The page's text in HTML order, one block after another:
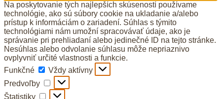
Na poskytovanie tých najlepších skúseností používame
technológie, ako sú súbory cookie na ukladanie a/alebo
prístup k informáciám o zariadení. Súhlas s týmito
technológiami nám umožní spracovávať údaje, ako je
správanie pri prehliadaní alebo jedinečné ID na tejto stránke.
Nesúhlas alebo odvolanie súhlasu môže nepriaznivo
ovplyvniť určité vlastnosti a funkcie.
Funkčné
Funkčné
Vždy aktívny
Predvoľby
Predvoľby
Štatistiky Štatistiky